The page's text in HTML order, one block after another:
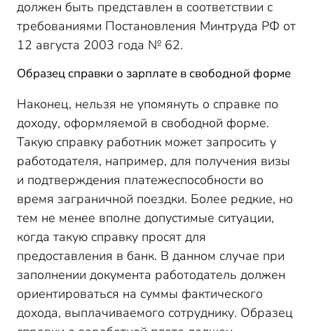
должен быть представлен в соответствии с
требованиями Постановления Минтруда РФ от
12 августа 2003 года № 62.
Образец справки о зарплате в свободной форме
Наконец, нельзя не упомянуть о справке по
доходу, оформляемой в свободной форме.
Такую справку работник может запросить у
работодателя, например, для получения визы
и подтверждения платежеспособности во
время заграничной поездки. Более редкие, но
тем не менее вполне допустимые ситуации,
когда такую справку просят для
предоставления в банк. В данном случае при
заполнении документа работодатель должен
ориентироваться на суммы фактического
дохода, выплачиваемого сотруднику. Образец